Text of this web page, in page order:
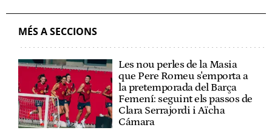
MÉS A SECCIONS
Les nou perles de la Masia
que Pere Romeu s'emporta a
la pretemporada del Barça
Femení: seguint els passos de
Clara Serrajordi i Aïcha
Cámara